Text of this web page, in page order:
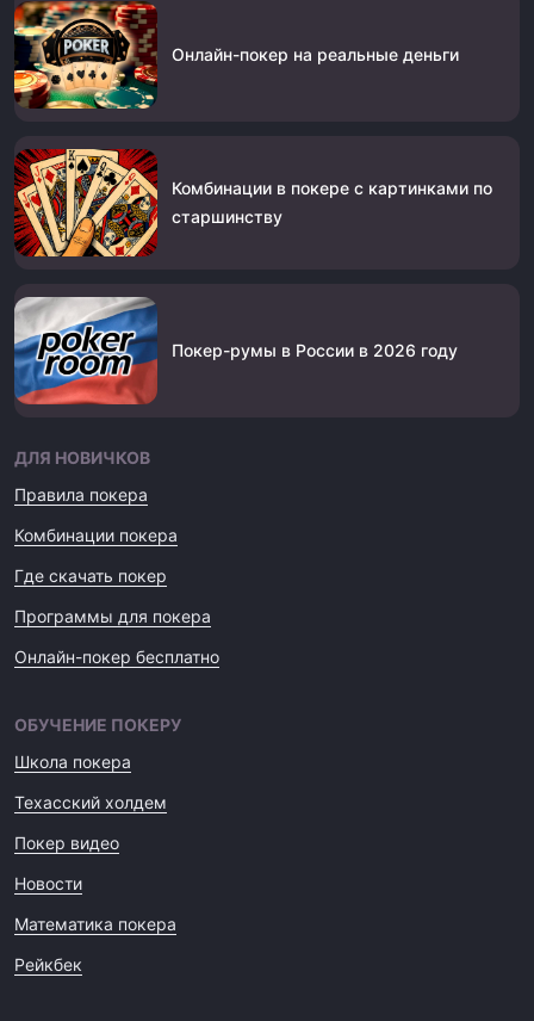
Онлайн-покер на реальные деньги
Комбинации в покере с картинками по
старшинству
Покер-румы в России в 2026 году
ДЛЯ НОВИЧКОВ
Правила покера
Комбинации покера
Где скачать покер
Программы для покера
Онлайн-покер бесплатно
ОБУЧЕНИЕ ПОКЕРУ
Школа покера
Техасский холдем
Покер видео
Новости
Математика покера
Рейкбек